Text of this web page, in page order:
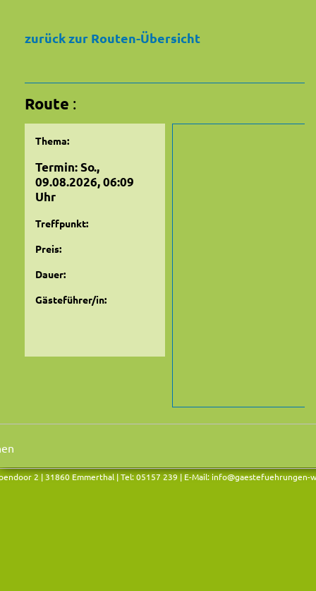
zurück zur Routen-Übersicht
Route :
Thema:
Termin: So.,
09.08.2026, 06:09
Uhr
Treffpunkt:
Preis:
Dauer:
Gästeführer/in:
2 | 31860 Emmerthal | Tel: 05157 239 | E-Mail:info@gaestefuehrungen-